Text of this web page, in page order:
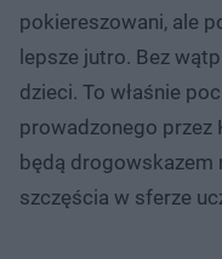
pokiereszowani, ale
lepsze jutro. Bez
dzieci. To właśnie
prowadzonego przez
będą drogowskazem
szczęścia w sferze